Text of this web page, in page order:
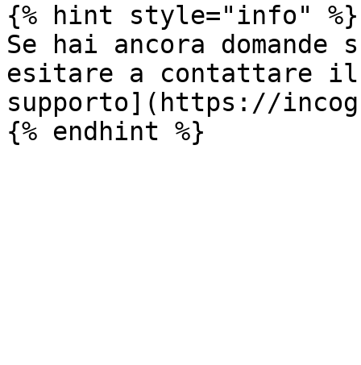
{% hint style="info" %}
Se hai ancora
esitare a contattare
supporto](https://